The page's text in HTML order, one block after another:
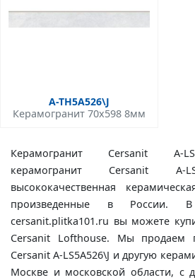
A-TH5A526\J
Керамогранит 70x598 8мм
Керамогранит Cersanit A-
керамогранит Cersanit
высококачественная
произведенные в России. В
cersanit.plitka101.ru вы можете
Cersanit Lofthouse. Мы продаем
Cersanit A-LS5A526\J и другую
Москве и московской области, с